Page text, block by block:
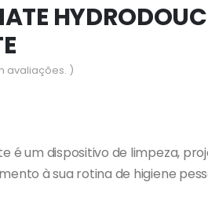
avaliações. )
é um dispositivo de limpeza,
à sua rotina de higiene